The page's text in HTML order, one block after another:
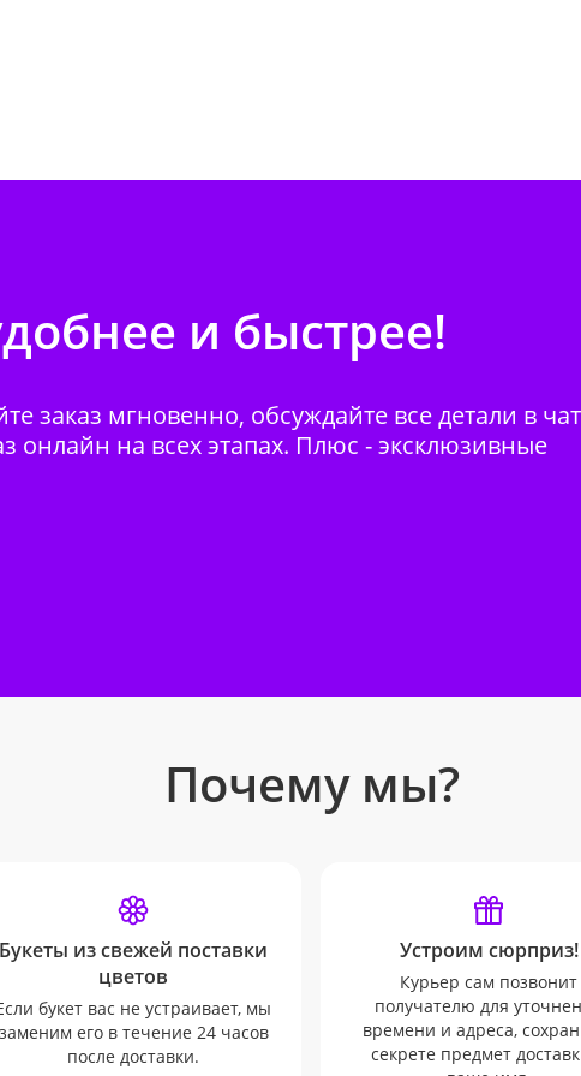
и быстрее!
заказ мгновенно, обсуждайте все детали в
онлайн на всех этапах. Плюс - эксклюзивные
Почему мы?
Букеты из свежей поставки
цветов
букет вас не устраивает, мы
заменим его в течение 24 часов
после доставки.
Устроим сюрприз!
Курьер сам позвонит
получателю для
времени и адреса,
секрете предмет